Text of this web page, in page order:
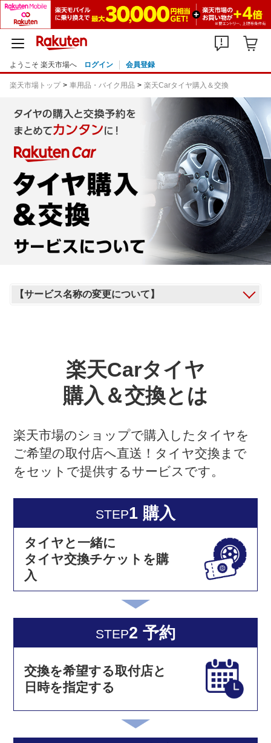
ようこそ 楽天市場へ ログイン 会員登録
楽天市場トップ 車用品・バイク用品 楽天Carタイヤ購入＆交換
【サービス名称の変更について】
楽天Carタイヤ
購入＆交換とは
楽天市場のショップで購入したタイヤを
ご希望の取付店へ直送！タイヤ交換まで
をセットで提供するサービスです。
STEP1 購入
タイヤと一緒に
タイヤ交換チケットを購
入
STEP2 予約
交換を希望する取付店と
日時を指定する